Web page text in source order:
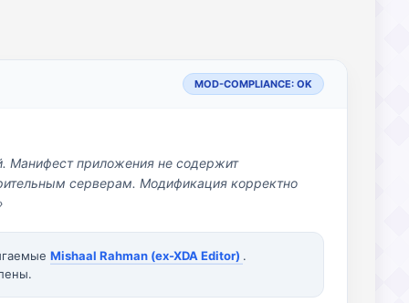
MOD-COMPLIANCE: OK
Манифест приложения не содержит
серверам. Модификация корректно
Mishaal Rahman (ex-XDA Editor) .